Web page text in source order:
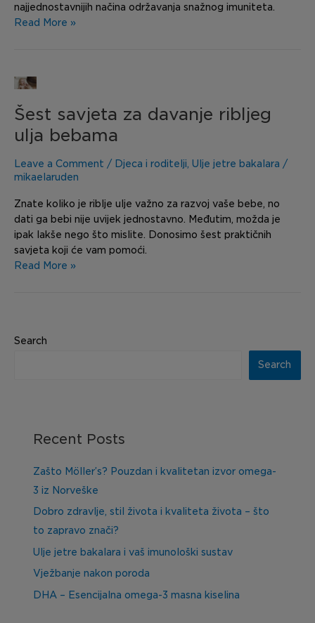
najjednostavnijih načina održavanja snažnog imuniteta.
Read More »
Šest savjeta za davanje ribljeg
ulja bebama
Leave a Comment / Djeca i roditelji, Ulje jetre bakalara /
mikaelaruden
Znate koliko je riblje ulje važno za razvoj vaše bebe, no
dati ga bebi nije uvijek jednostavno. Međutim, možda je
ipak lakše nego što mislite. Donosimo šest praktičnih
savjeta koji će vam pomoći.
Šest
za
davanje
ribljeg
ulja
bebama
Read More »
Search
Search
Recent Posts
Zašto Möller’s? Pouzdan i kvalitetan izvor omega-
3 iz Norveške
Dobro zdravlje, stil života i kvaliteta života – što
to zapravo znači?
Ulje jetre bakalara i vaš imunološki sustav
Vježbanje nakon poroda
DHA – Esencijalna omega-3 masna kiselina